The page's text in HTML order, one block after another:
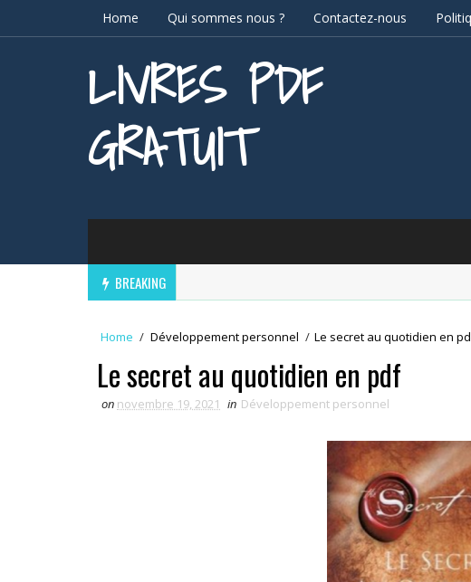
Home Qui sommes nous ? Contactez-nous
LIVRES PDF
GRATUIT
BREAKING
Home / Développement personnel / Le secret au quotidien en
Le secret au quotidien en pdf
on novembre 19, 2021 in Développement personnel